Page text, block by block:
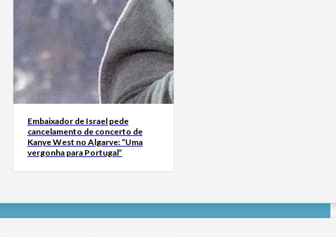
Embaixador de Israel pede
cancelamento de concerto de
Kanye West no Algarve: “Uma
vergonha para Portugal”